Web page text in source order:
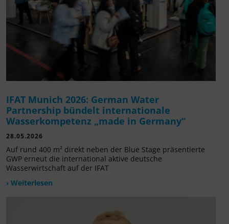
IFAT Munich 2026: German Water
Partnership bündelt internationale
Wasserkompetenz „made in Germany“
28.05.2026
Auf rund 400 m² direkt neben der Blue Stage präsentierte
GWP erneut die international aktive deutsche
Wasserwirtschaft auf der IFAT
› Weiterlesen